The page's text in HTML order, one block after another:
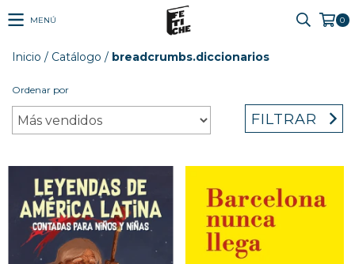
MENÚ 0
Inicio / Catálogo / breadcrumbs.diccionarios
Ordenar por
FILTRAR